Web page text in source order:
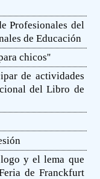
Profesionales del
de Educación
chicos''
de actividades
del Libro de
y el lema que
de Franckfurt